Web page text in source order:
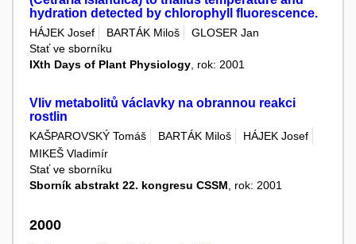
hydration detected by chlorophyll fluorescence.
HÁJEK Josef BARTÁK Miloš
GLOSER Jan
Stať ve sborníku
IXth Days of Plant Physiology , rok: 2001
Vliv metabolitů václavky na obrannou reakci
rostlin
KAŠPAROVSKÝ Tomáš BARTÁK Miloš
HÁJEK Josef
MIKEŠ Vladimír
Stať ve sborníku
Sborník abstrakt 22. kongresu CSSM , rok: 2001
2000